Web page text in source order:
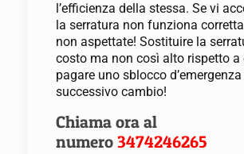
l’efficienza della stessa. Se vi
la serratura non funziona
non aspettate! Sostituire la
costo ma non così alto rispetto a
pagare uno sblocco
successivo cambio!
Chiama ora al
numero 3474246265